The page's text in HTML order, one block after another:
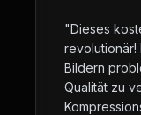
"Dieses
revolutionär!
Bildern
Qualität zu